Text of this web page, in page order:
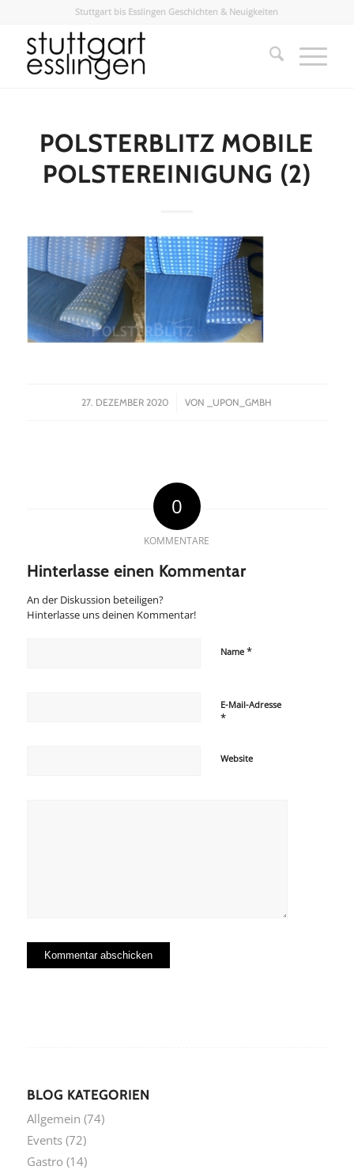
Stuttgart bis Esslingen Geschichten & Neuigkeiten
POLSTERBLITZ MOBILE
POLSTEREINIGUNG (2)
27. DEZEMBER 2020
/ VON _UPON_GMBH
0
KOMMENTARE
Hinterlasse einen Kommentar
An der Diskussion beteiligen?
Hinterlasse uns deinen Kommentar!
Name *
E-Mail-Adresse
*
Website
BLOG KATEGORIEN
Allgemein (74)
Events(72)
Gastro (14)